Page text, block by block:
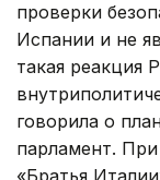
проверки
Испании и не
такая реакция
говорила о
парламент.